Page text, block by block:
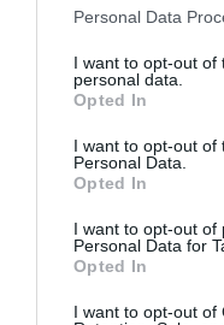
Please note that this
not limited to your visit
grant or deny consent
use your data for below
consent section.
Personal Data
I want to opt-out of
personal data.
Opted In
I want to opt-out of
Personal Data.
Opted In
I want to opt-out of
Personal Data for
Opted In
I want to opt-out of